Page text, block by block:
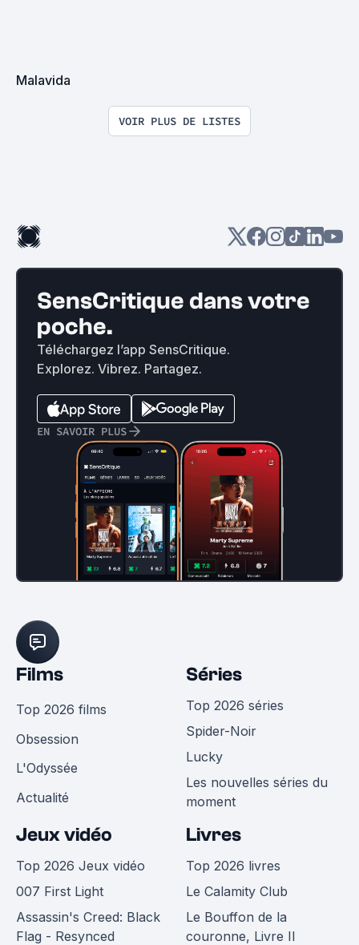
Malavida
VOIR PLUS DE LISTES
SensCritique dans votre
poche.
Téléchargez l’app SensCritique.
Explorez. Vibrez. Partagez.
EN SAVOIR PLUS
Films
Top 2026 films
Obsession
L'Odyssée
Actualité
Séries
Top 2026 séries
Spider-Noir
Lucky
Les nouvelles séries du
moment
Jeux vidéo
Top 2026 Jeux vidéo
007 First Light
Assassin's Creed: Black
Flag - Resynced
Livres
Top 2026 livres
Le Calamity Club
Le Bouffon de la
couronne, Livre II